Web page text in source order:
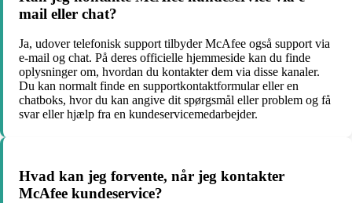
mail eller chat?
Ja, udover telefonisk support tilbyder McAfee også support via
e-mail og chat. På deres officielle hjemmeside kan du finde
oplysninger om, hvordan du kontakter dem via disse kanaler.
Du kan normalt finde en supportkontaktformular eller en
chatboks, hvor du kan angive dit spørgsmål eller problem og få
svar eller hjælp fra en kundeservicemedarbejder.
Hvad kan jeg forvente, når jeg kontakter
McAfee kundeservice?